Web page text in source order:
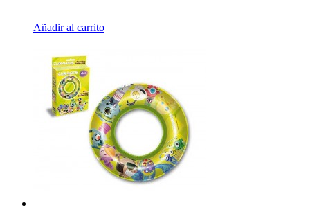
Añadir al carrito